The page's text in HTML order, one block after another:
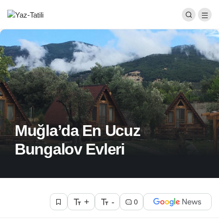
Muğla’da En Ucuz
Bungalov Evleri
+ - 0